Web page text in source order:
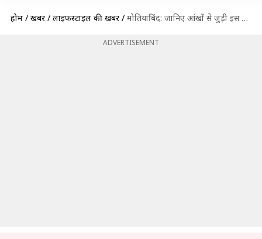
होम / खबरें / लाइफस्टाइल की खबरें / मोतियाबिंद: जानिए आंखों से जुड़ी इस बीमारी के कारण, लक्षण और बचाव के उपाय
ADVERTISEMENT